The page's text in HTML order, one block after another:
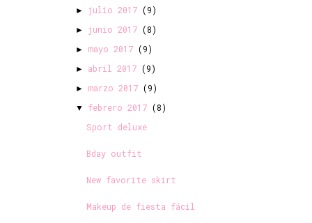
► julio 2017 (9)
► junio 2017 (8)
► mayo 2017 (9)
► abril 2017 (9)
► marzo 2017 (9)
▼ febrero 2017 (8)
Sport deluxe
Bday outfit
New favorite skirt
Makeup de fiesta fácil